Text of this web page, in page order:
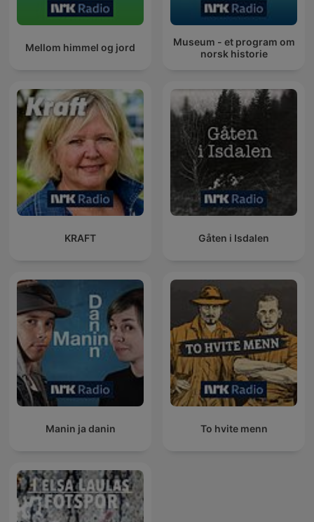
Mellom himmel og jord
Museum - et program om
norsk historie
KRAFT Gåten i Isdalen
Manin ja danin To hvite menn